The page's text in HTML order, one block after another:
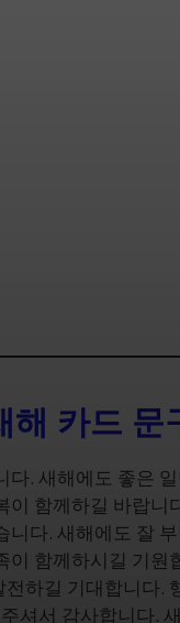
해 카드 문
다. 새해에도 좋은
이 함께하길 바랍니
니다. 새해에도 잘
이 함께하시길 기원
하길 기대합니다.
셔서 감사합니다.